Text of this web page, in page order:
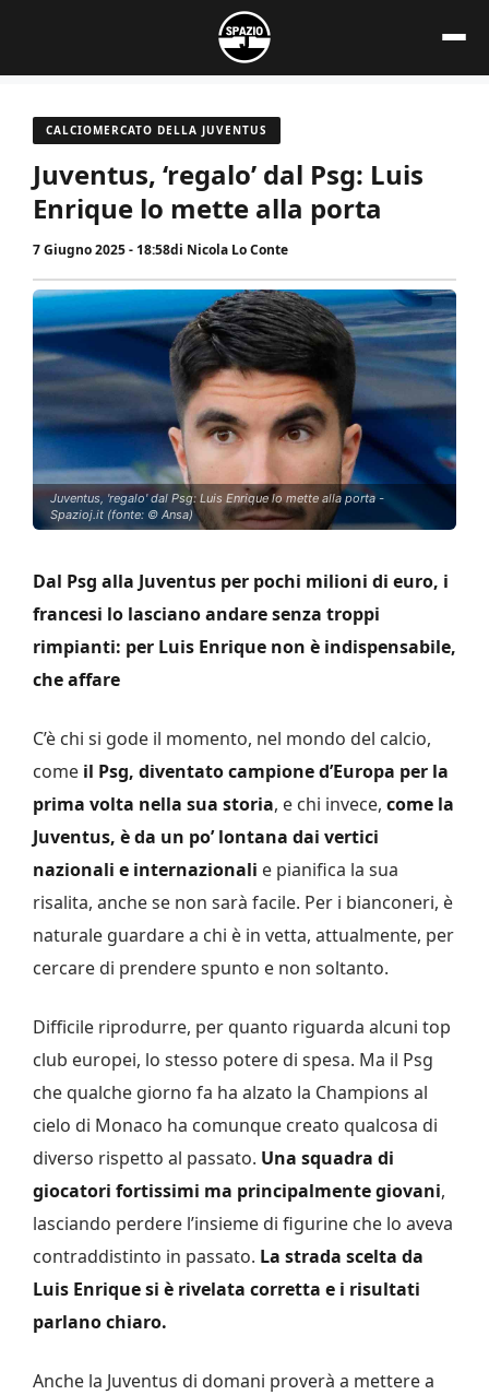
contenuto
CALCIOMERCATO DELLA JUVENTUS
Juventus, ‘regalo’ dal Psg: Luis
Enrique lo mette alla porta
7 Giugno 2025 - 18:58di Nicola Lo Conte
Juventus, 'regalo' dal Psg: Luis Enrique lo mette alla porta -
Spazioj.it (fonte: © Ansa)
Dal Psg alla Juventus per pochi milioni di euro, i
francesi lo lasciano andare senza troppi
rimpianti: per Luis Enrique non è indispensabile,
che affare
C’è chi si gode il momento, nel mondo del calcio,
come il Psg, diventato campione d’Europa per la
prima volta nella sua storia, e chi invece, come la
Juventus, è da un po’ lontana dai vertici
nazionali e internazionali e pianifica la sua
risalita, anche se non sarà facile. Per i bianconeri, è
naturale guardare a chi è in vetta, attualmente, per
cercare di prendere spunto e non soltanto.
Difficile riprodurre, per quanto riguarda alcuni top
club europei, lo stesso potere di spesa. Ma il Psg
che qualche giorno fa ha alzato la Champions al
cielo di Monaco ha comunque creato qualcosa di
diverso rispetto al passato. Una squadra di
giocatori fortissimi ma principalmente giovani,
lasciando perdere l’insieme di figurine che lo aveva
contraddistinto in passato. La strada scelta da
Luis Enrique si è rivelata corretta e i risultati
parlano chiaro.
Anche la Juventus di domani proverà a mettere a